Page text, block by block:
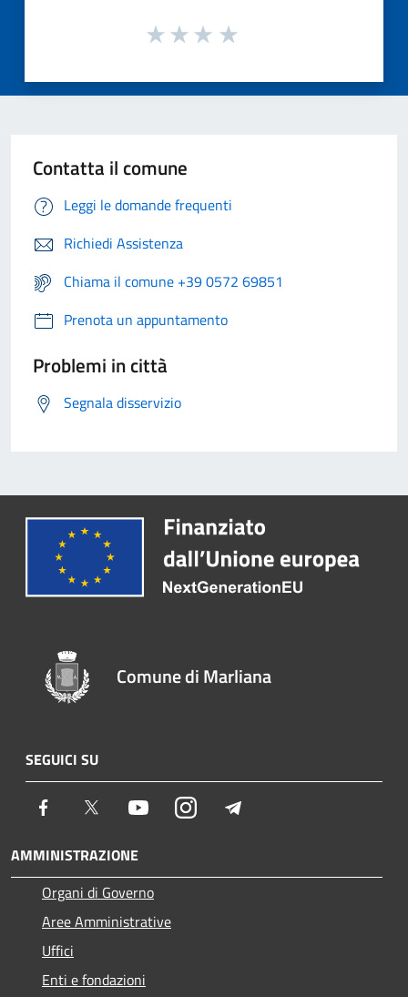
Contatta il comune
Leggi le domande frequenti
Richiedi Assistenza
Chiama il comune +39 0572 69851
Prenota un appuntamento
Problemi in città
Segnala disservizio
Comune di Marliana
SEGUICI SU
Facebook Twitter YoutubeInstagram
AMMINISTRAZIONE
Organi di Governo
Aree Amministrative
Uffici
Enti e fondazioni